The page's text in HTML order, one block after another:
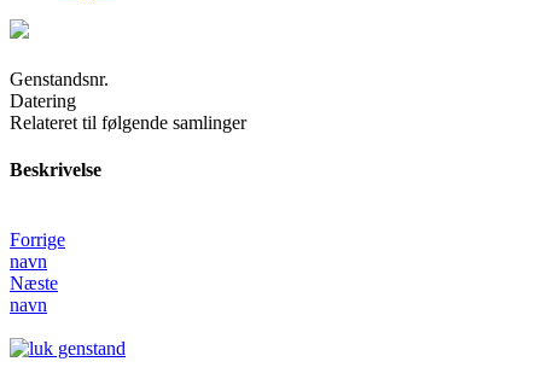
Genstandsnr.
Datering
Relateret til følgende samlinger
Beskrivelse
Forrige
navn
Næste
navn